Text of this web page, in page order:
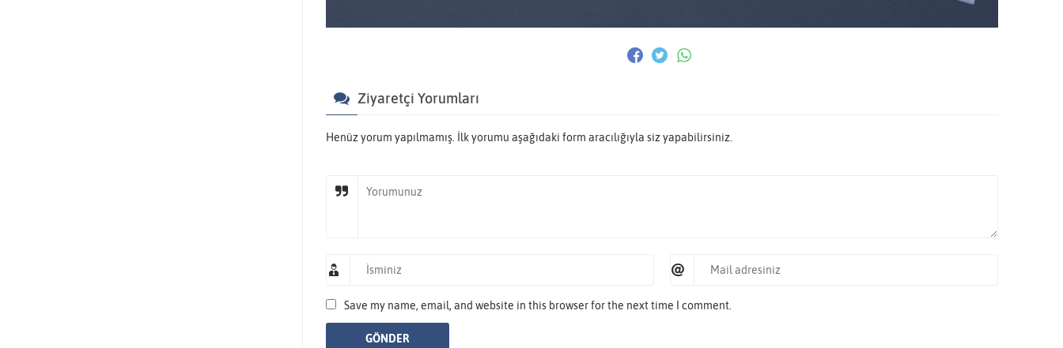
Ziyaretçi Yorumları
Henüz yorum yapılmamış. İlk yorumu aşağıdaki form aracılığıyla siz yapabilirsiniz.
Save my name, email, and website in this browser for the next time I comment.